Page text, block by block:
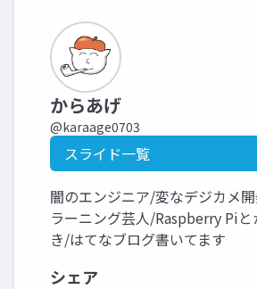
からあげ
@karaage0703
スライド一覧
闇のエンジニア/変なデジカメ
ラーニング芸人/Raspberry Pi
き/はてなブログ書いてます
シェア